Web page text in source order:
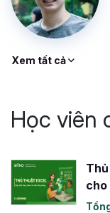
Xem tất cả
Học viên
cho